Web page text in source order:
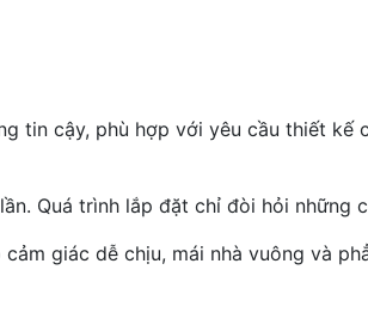
tin cậy, phù hợp với yêu cầu thiết kế
Quá trình lắp đặt chỉ đòi hỏi những
giác dễ chịu, mái nhà vuông và